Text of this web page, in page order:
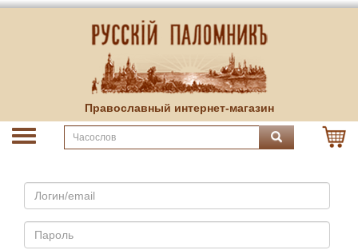
Православный интернет-магазин
Email
Пароль